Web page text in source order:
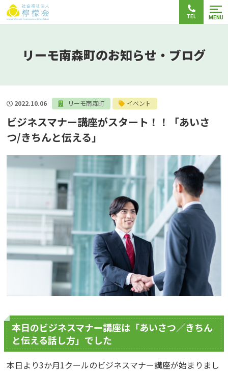
TEL MENU
リーモ南森町のお知らせ・ブログ
2022.10.06 リーモ南森町 イベント
ビジネスマナー講座がスタート！！「あいさ
つ/きちんと伝える」
本日のビジネスマナー講座は「あいさつ／きちん
と伝える話し方」でした
本日より3か月1クールのビジネスマナー講座が始まりまし